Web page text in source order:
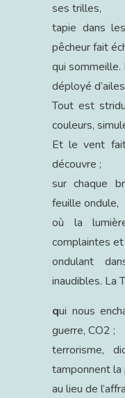
ses trilles,
tapie dans
pêcheur fait
qui sommeille.
déployé
Tout est
couleurs,
Et le vent
découvre ;
sur chaque
feuille ondule,
où la
complaintes
ondulant
inaudibles. La
qui nous
guerre, CO2 ;
terrorisme,
tamponnent la
au lieu de